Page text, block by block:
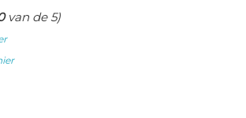
van de 5)